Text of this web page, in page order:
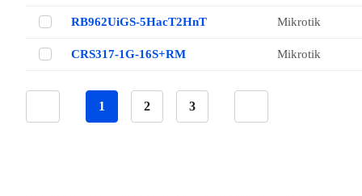
RB962UiGS-5HacT2HnT Mikrotik
CRS317-1G-16S+RM Mikrotik
1 2 3